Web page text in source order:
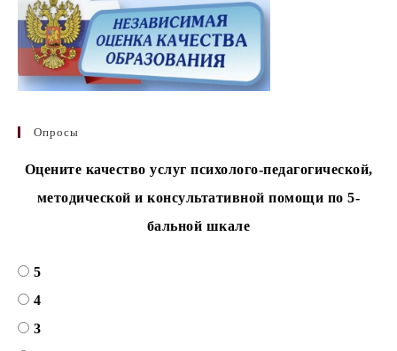
Опросы
Оцените качество услуг психолого-педагогической,
методической и консультативной помощи по 5-
бальной шкале
5
4
3